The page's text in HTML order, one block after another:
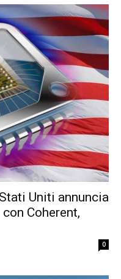
Uniti annuncia
Coherent,
0